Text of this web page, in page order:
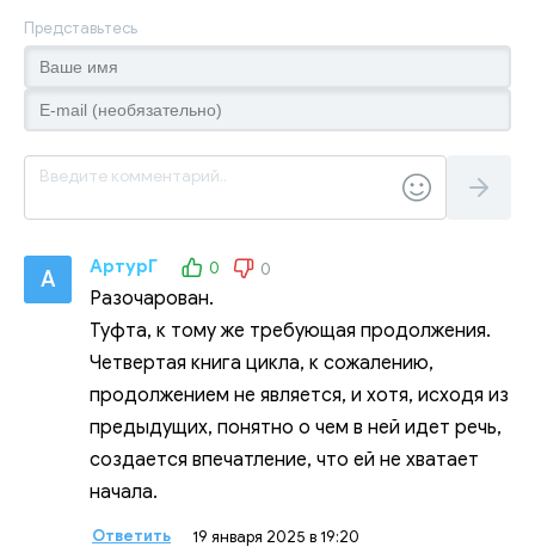
Представьтесь
А АртурГ 0 0
Разочарован.
Туфта, к тому же требующая продолжения.
Четвертая книга цикла, к сожалению,
продолжением не является, и хотя, исходя из
предыдущих, понятно о чем в ней идет речь,
создается впечатление, что ей не хватает
начала.
Ответить 19 января 2025 в 19:20